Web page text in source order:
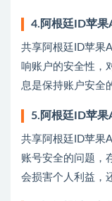
4.阿根廷ID苹果
共享阿根廷ID苹果
响账户的安全性，
息是保持账户安全
5.阿根廷ID苹果
共享阿根廷ID苹果
账号安全的问题，
会损害个人利益，